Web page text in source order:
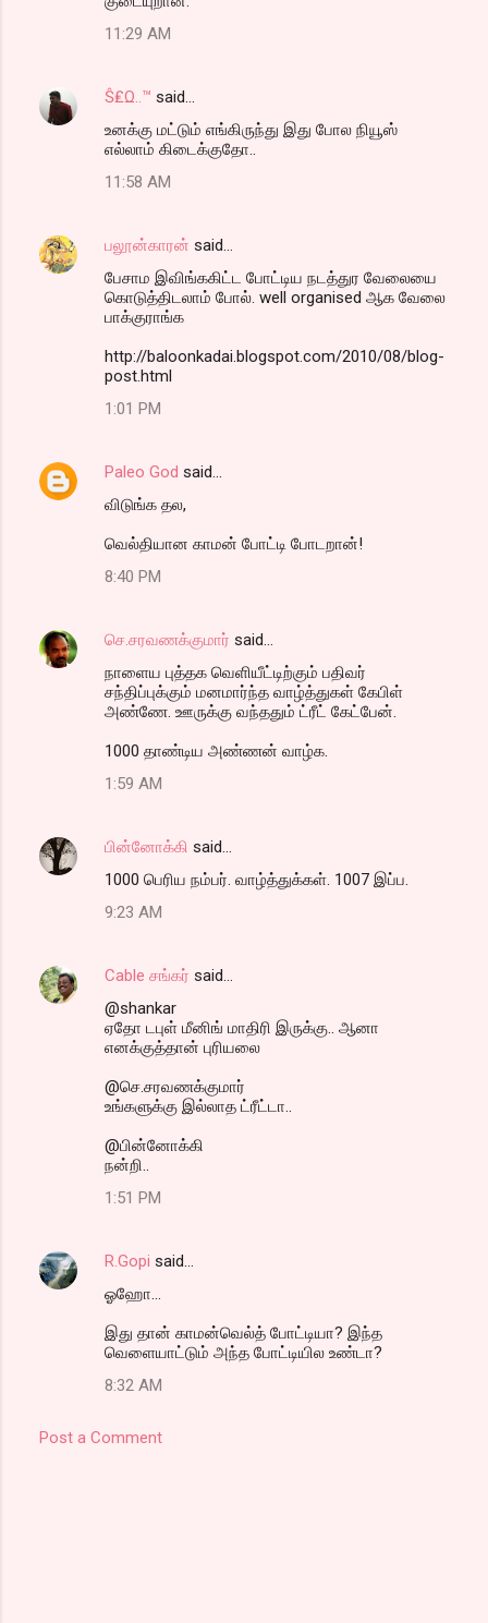
11:29 AM
Ŝ₤Ω..™ said…
உனக்கு மட்டும் எங்கிருந்து இது போல நியூஸ்
எல்லாம் கிடைக்குதோ..
11:58 AM
பலூன்காரன் said…
பேசாம இவிங்ககிட்ட போட்டிய நடத்துர வேலையை
கொடுத்திடலாம் போல். well organised ஆக வேலை
பாக்குராங்க
http://baloonkadai.blogspot.com/2010/08/blog-
post.html
1:01 PM
Paleo God said…
விடுங்க தல,
வெல்தியான காமன் போட்டி போடறான்!
8:40 PM
செ.சரவணக்குமார் said…
நாளைய புத்தக வெளியீட்டிற்கும் பதிவர்
சந்திப்புக்கும் மனமார்ந்த வாழ்த்துகள் கேபிள்
அண்ணே. ஊருக்கு வந்ததும் ட்ரீட் கேட்பேன்.
1000 தாண்டிய அண்ணன் வாழ்க.
1:59 AM
பின்னோக்கி said…
1000 பெரிய நம்பர். வாழ்த்துக்கள். 1007 இப்ப.
9:23 AM
Cable சங்கர் said…
@shankar
ஏதோ டபுள் மீனிங் மாதிரி இருக்கு.. ஆனா
எனக்குத்தான் புரியலை
@செ.சரவணக்குமார்
உங்களுக்கு இல்லாத ட்ரீட்டா..
@பின்னோக்கி
நன்றி..
1:51 PM
R.Gopi said…
ஓஹோ...
இது தான் காமன்வெல்த் போட்டியா? இந்த
வெளையாட்டும் அந்த போட்டியில உண்டா?
8:32 AM
Post a Comment